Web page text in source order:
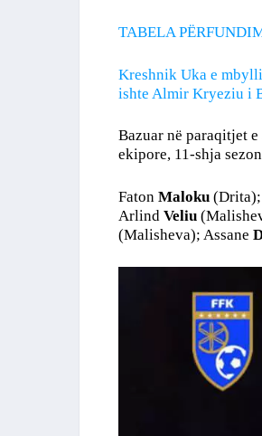
TABELA
Kreshnik Uka e
ishte Almir Kryeziu i
Bazuar në paraqitjet
ekipore, 11-shja
Faton Maloku
Arlind Veliu
(Malisheva); Assane